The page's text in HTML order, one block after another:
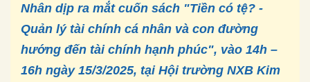
Nhân dịp ra mắt cuốn sách "Tiền có tệ? -
Quản lý tài chính cá nhân và con đường
hướng đến tài chính hạnh phúc", vào 14h –
16h ngày 15/3/2025, tại Hội trường NXB Kim